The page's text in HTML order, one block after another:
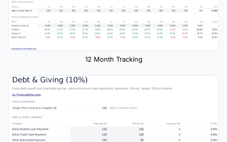
12 Month Tracking